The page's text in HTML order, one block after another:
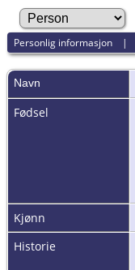
Personlig informasjon |
Navn
Fødsel
Kjønn
Historie